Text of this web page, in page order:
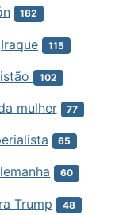
182
Iraque 115
102
mulher 77
65
60
Trump 48